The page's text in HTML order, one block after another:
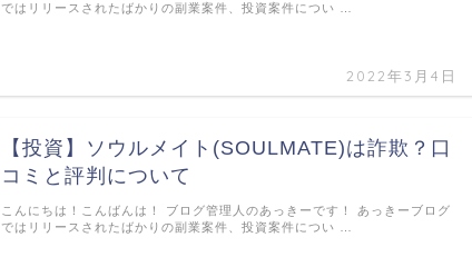
2022年3月4日
ではリリースされたばかりの副業案件、投資案件につい …
【投資】ソウルメイト(SOULMATE)は詐欺？口
コミと評判について
こんにちは！こんばんは！ ブログ管理人のあっきーです！ あっきーブログ
ではリリースされたばかりの副業案件、投資案件につい …